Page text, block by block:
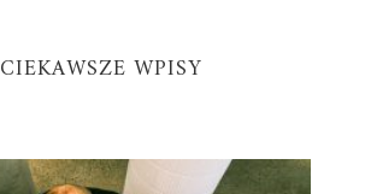
CIEKAWSZE WPISY